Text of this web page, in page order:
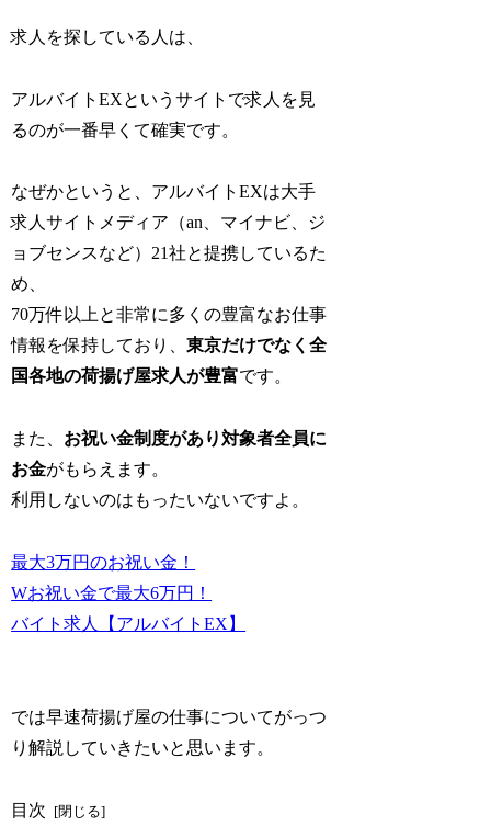
求人を探している人は、
アルバイトEXというサイトで求人を見
るのが一番早くて確実です。
なぜかというと、アルバイトEXは大手
求人サイトメディア（an、マイナビ、ジ
ョブセンスなど）21社と提携しているた
め、
70万件以上と非常に多くの豊富なお仕事
情報を保持しており、東京だけでなく全
国各地の荷揚げ屋求人が豊富です。
また、 お祝い金制度があり対象者全員に
お金がもらえます。
利用しないのはもったいないですよ。
最大3万円のお祝い金！
Wお祝い金で最大6万円！
バイト求人【アルバイトEX】
では早速荷揚げ屋の仕事についてがっつ
り解説していきたいと思います。
目次